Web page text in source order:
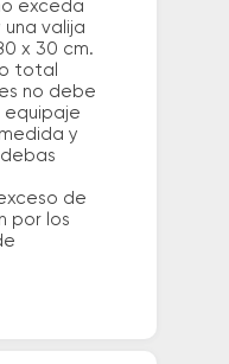
exceda
valija
x 30 cm.
total
no debe
equipaje
y
de
por los